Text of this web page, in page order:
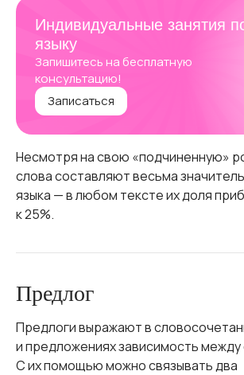
Индивидуальные занятия
языку
Запишитесь на бесплатную
консультацию!
Записаться
Несмотря на свою «подчиненную»
слова составляют весьма
языка — в любом тексте их доля
к 25%.
Предлог
Предлоги выражают в
и предложениях зависимость между
С их помощью можно связывать два